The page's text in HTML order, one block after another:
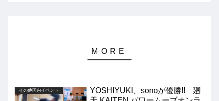
その他国内イベント
YOSHIYUKI、sonoが優勝!! 廻